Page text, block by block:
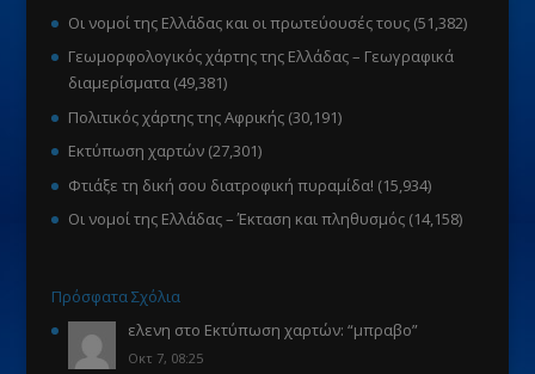
Οι νομοί της Ελλάδας και οι πρωτεύουσές τους (51,382)
Γεωμορφολογικός χάρτης της Ελλάδας – Γεωγραφικά
διαμερίσματα (49,381)
Πολιτικός χάρτης της Αφρικής (30,191)
Εκτύπωση χαρτών (27,301)
Φτιάξε τη δική σου διατροφική πυραμίδα! (15,934)
Οι νομοί της Ελλάδας – Έκταση και πληθυσμός (14,158)
Πρόσφατα Σχόλια
ελενη στο Εκτύπωση χαρτών: “μπραβο”
Οκτ 7, 08:25